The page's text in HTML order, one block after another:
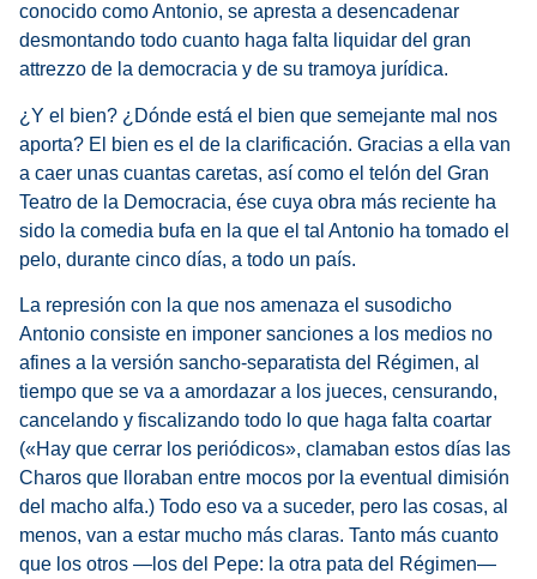
conocido como Antonio, se apresta a desencadenar
desmontando todo cuanto haga falta liquidar del gran
attrezzo de la democracia y de su tramoya jurídica.
¿Y el bien? ¿Dónde está el bien que semejante mal nos
aporta? El bien es el de la clarificación. Gracias a ella van
a caer unas cuantas caretas, así como el telón del Gran
Teatro de la Democracia, ése cuya obra más reciente ha
sido la comedia bufa en la que el tal Antonio ha tomado el
pelo, durante cinco días, a todo un país.
La represión con la que nos amenaza el susodicho
Antonio consiste en imponer sanciones a los medios no
afines a la versión sancho-separatista del Régimen, al
tiempo que se va a amordazar a los jueces, censurando,
cancelando y fiscalizando todo lo que haga falta coartar
(«Hay que cerrar los periódicos», clamaban estos días las
Charos que lloraban entre mocos por la eventual dimisión
del macho alfa.) Todo eso va a suceder, pero las cosas, al
menos, van a estar mucho más claras. Tanto más cuanto
que los otros —los del Pepe: la otra pata del Régimen—